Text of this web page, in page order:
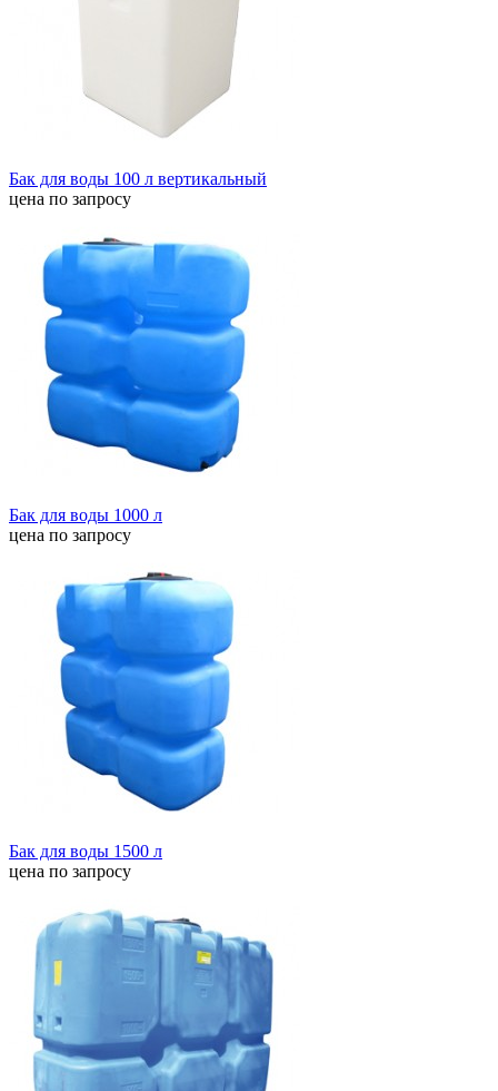
Бак для воды 100 л вертикальный
цена по запросу
Бак для воды 1000 л
цена по запросу
Бак для воды 1500 л
цена по запросу